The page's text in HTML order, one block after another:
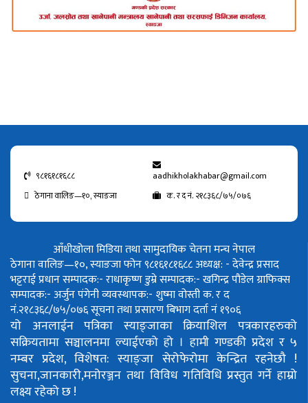
९८१६१८१६८८
aadhikholakhabar@gmail.com
ठेगाना वालिङ—१०, स्याङजा
क. र द नं. २१८३६८/७५/०७६
आँधीखोला मिडिया तथा सामुदायिक चेतना मन्च नेपाल
ठेगाना वालिङ—१०, स्याङजा फोन ९८१६१८१६८८अध्यक्ष: - देवेन्द्र प्रसाद
भट्टराईप्रधान सम्पादक:- राधाकृष्ण डुम्रेसम्पादक:- खगिन्द्र पौडेलग्राफिक्स
सम्पादक:- अर्जुन पंगेनीव्यवस्थापक:- शुष्मा वोस्तीक. र द
नं.२१८३६८/७५/०७६सूचना तथा प्रसारण बिभाग दर्ता नं १९०६
यो अनलाईन पत्रिका स्याङ्जाका क्रियाशिल पत्रकारहरुको
सक्रियतामा सञ्चालनमा ल्याईएको हो । हामी गण्डकी प्रदेश र ५
नम्बर प्रदेश, विशेषत: स्याङ्जा सेरोफेरोमा केन्द्रित रहनेछौ !
सुचना,जानकारी,मनोरञ्जन तथा विविध गतिविधि प्रस्तुत गर्ने हाम्रो
लक्ष्य रहेको छ !